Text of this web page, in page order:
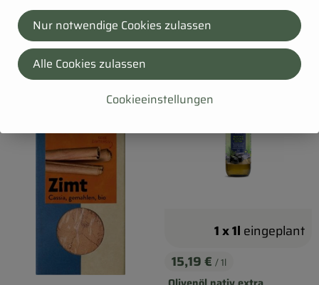
Vorrat einzeln in den Warenkorb
, Verband:
, Preis:
15,19 €/ 1l
1 x 1l eingeplant
,
, Kontrollstelle:
FR-BIO-01
Cookieeinstellungen
Nur notwendige Cookies zulassen
Alle Cookies zulassen